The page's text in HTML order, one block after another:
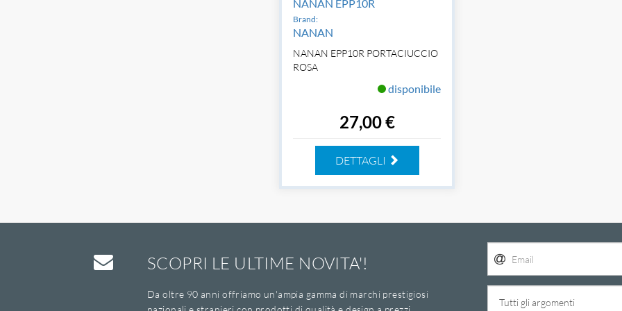
NANAN EPP10R
Brand:
NANAN
NANAN EPP10R PORTACIUCCIO
ROSA
disponibile
27,00 €
DETTAGLI
SCOPRI LE ULTIME NOVITA'!
Da oltre 90 anni offriamo un'ampia gamma di marchi prestigiosi